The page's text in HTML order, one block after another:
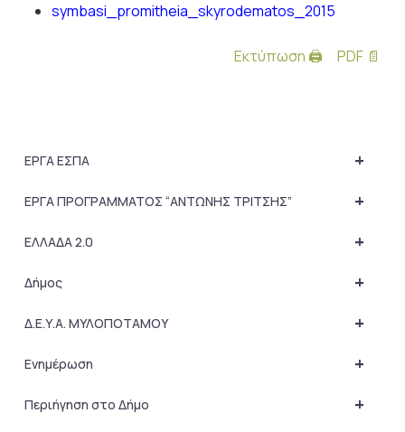
symbasi_promitheia_skyrodematos_2015
Εκτύπωση 🖨 PDF 📄
+
ΕΡΓΑ ΕΣΠΑ
+
ΕΡΓΑ ΠΡΟΓΡΑΜΜΑΤΟΣ “ΑΝΤΩΝΗΣ ΤΡΙΤΣΗΣ”
+
ΕΛΛΑΔΑ 2.0
+
Δήμος
+
Δ.Ε.Υ.Α. ΜΥΛΟΠΟΤΑΜΟΥ
+
Ενημέρωση
+
Περιήγηση στο Δήμο